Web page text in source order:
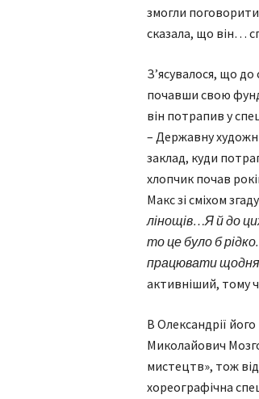
змогли
сказала, що він…
З’ясувалося, що
почавши свою
він потрапив у
– Державну
заклад, куди
хлопчик почав
Макс зі сміхом
лінощів…Я й до
то це було б
працювати
активніший, тому
В Олександрії
Миколайович
мистецтв», тож
хореографічна